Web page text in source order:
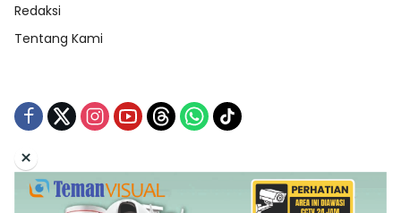
Redaksi
Tentang Kami
Tentang Kami Redaksi
Indeks Berita
Disclaimer
Pedoman Media Siber
×